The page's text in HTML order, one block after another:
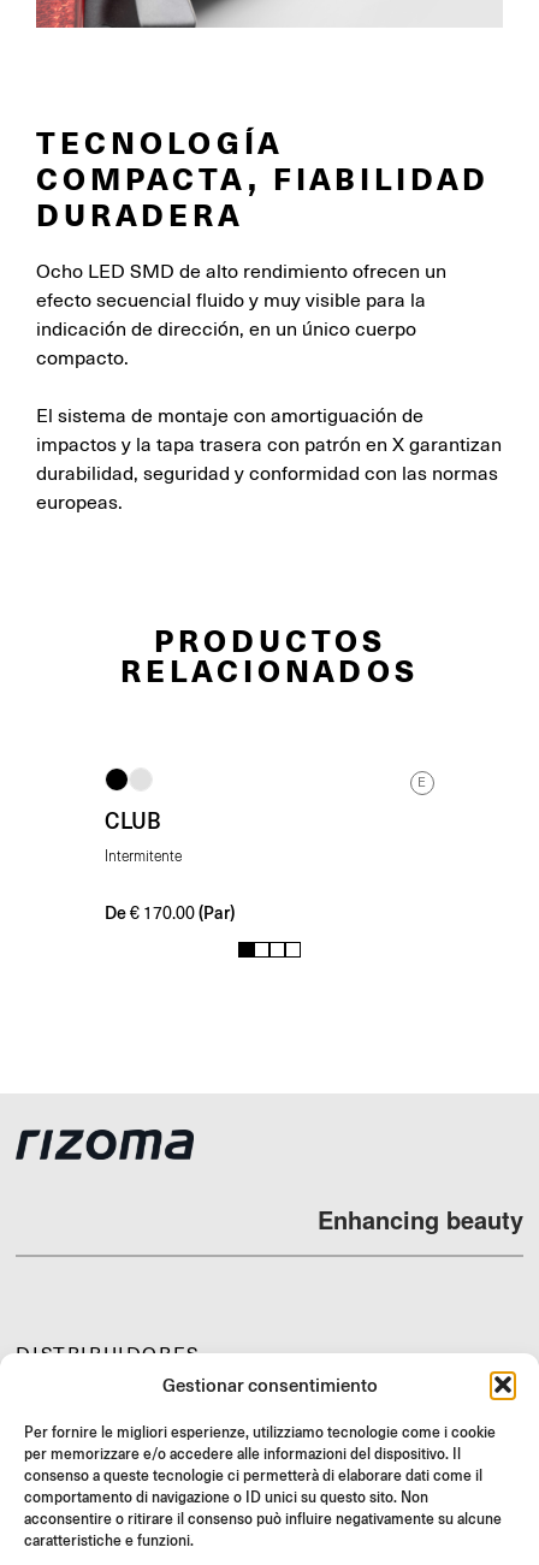
Gestionar consentimiento
Per fornire le migliori esperienze, utilizziamo tecnologie come i cookie
per memorizzare e/o accedere alle informazioni del dispositivo. Il
consenso a queste tecnologie ci permetterà di elaborare dati come il
comportamento di navigazione o ID unici su questo sito. Non
acconsentire o ritirare il consenso può influire negativamente su alcune
caratteristiche e funzioni.
TECNOLOGÍA
COMPACTA, FIABILIDAD
DURADERA
Ocho LED SMD de alto rendimiento ofrecen un
efecto secuencial fluido y muy visible para la
indicación de dirección, en un único cuerpo
compacto.
El sistema de montaje con amortiguación de
impactos y la tapa trasera con patrón en X garantizan
durabilidad, seguridad y conformidad con las normas
europeas.
PRODUCTOS
RELACIONADOS
E
CLUB
Intermitente
De € 170.00 (Par)
1 2 3 4
Enhancing beauty
DISTRIBUIDORES
SOPORTE Y FAQ
REVOLUCIONES
INSTRUCCIONES DE MONTAJE
GIFT CARD
OFERTAS LIMITADAS